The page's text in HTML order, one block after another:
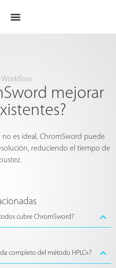
mejorar
es ideal, ChromSword puede
reduciendo el tiempo de
cubre ChromSword?
completo del método HPLC»?